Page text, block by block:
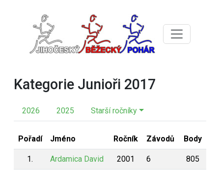
Kategorie Junioři 2017
2026 2025 Starší ročníky
Pořadí Jméno Ročník Závodů Body
1. Ardamica David 2001 6 805